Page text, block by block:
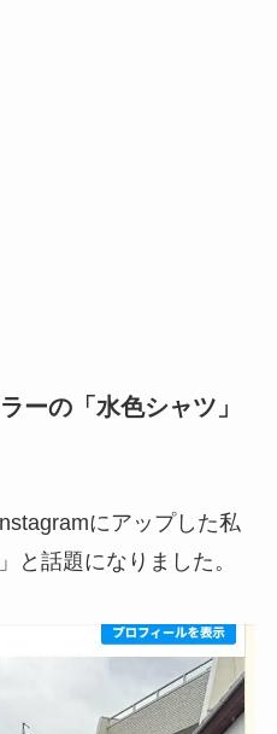
の「水色シャツ」
にアップした私
と話題になりました。